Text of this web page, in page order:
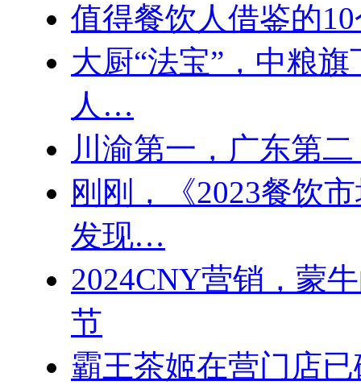
值得餐饮人借鉴的
大厨“法宝”，中粮
人…
川渝第一，广东第
刚刚，《2023餐饮
发现…
2024CNY营销，蒙
节
霸王茶姬在营门店